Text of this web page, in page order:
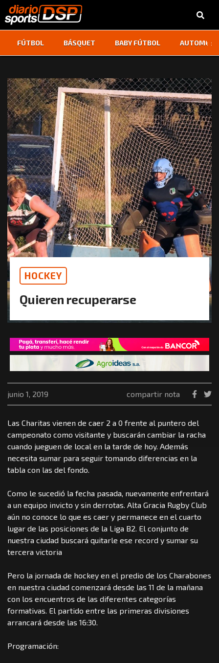
FÚTBOL BÁSQUET BABY FÚTBOL ‹ ›
HOCKEY
Quieren recuperarse
junio 1, 2019 compartir nota
Las Charitas vienen de caer 2 a 0 frente al puntero del
campeonato como visitante y buscarán cambiar la racha
cuando jueguen de local en la tarde de hoy. Además
necesita sumar para seguir tomando diferencias en la
tabla con las del fondo.
Como le sucedió la fecha pasada, nuevamente enfrentará
a un equipo invicto y sin derrotas. Alta Gracia Rugby Club
aún no conoce lo que es caer y permanece en el cuarto
lugar de las posiciones de la Liga B2. El conjunto de
nuestra ciudad buscará quitarle ese record y sumar su
tercera victoria
Pero la jornada de hockey en el predio de los Charabones
en nuestra ciudad comenzará desde las 11 de la mañana
con los encuentros de las diferentes categorías
formativas. El partido entre las primeras divisiones
arrancará desde las 16:30.
Programación: